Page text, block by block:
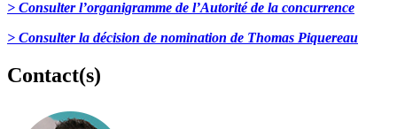
> Consulter l’organigramme de l’Autorité de la concurrence
> Consulter la décision de nomination de Thomas Piquereau
Contact(s)